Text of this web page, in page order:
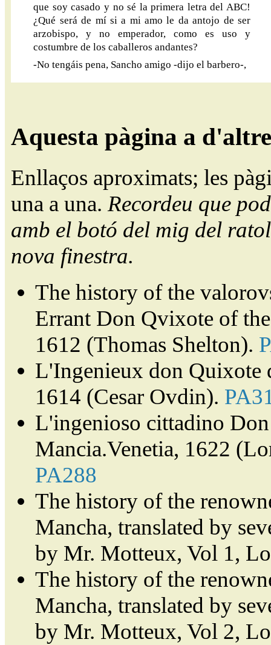
que soy casado y no sé la primera letra del ABC!
¿Qué será de mí si a mi amo le da antojo de ser
arzobispo, y no emperador, como es uso y
costumbre de los caballeros andantes?
-No tengáis pena, Sancho amigo -dijo el barbero-,
Aquesta pàgina a
Enllaços aproximats; les
una a una. Recordeu que
amb el botó del mig del
nova finestra.
The history of the
Errant Don Qvixote of
1612 (Thomas Shelton).
L'Ingenieux don Quixote
1614 (Cesar Ovdin).
L'ingenioso cittadino
Mancia.Venetia, 1622
PA288
The history of the
Mancha, translated by
by Mr. Motteux, Vol 1,
The history of the
Mancha, translated by
by Mr. Motteux, Vol 2,